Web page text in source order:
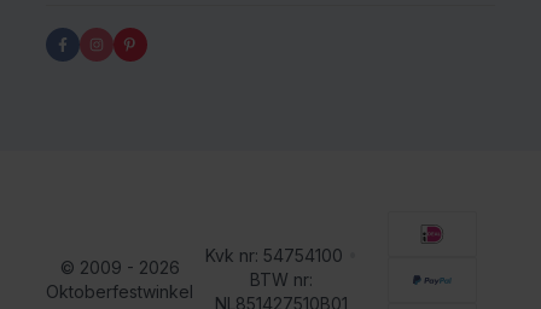
© 2009 - 2026
Oktoberfestwinkel
Kvk nr: 54754100
BTW nr:
NL851427510B01